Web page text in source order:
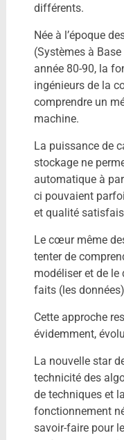
différents.
Née à l’époque
(Systèmes à
année 80-90, la
ingénieurs de la
comprendre un
machine.
La puissance de
stockage ne
automatique à
ci pouvaient
et qualité
Le cœur même
tenter de
modéliser et de le
faits (les
Cette approche
évidemment,
La nouvelle star
technicité des
de techniques et
fonctionnement
savoir-faire pour